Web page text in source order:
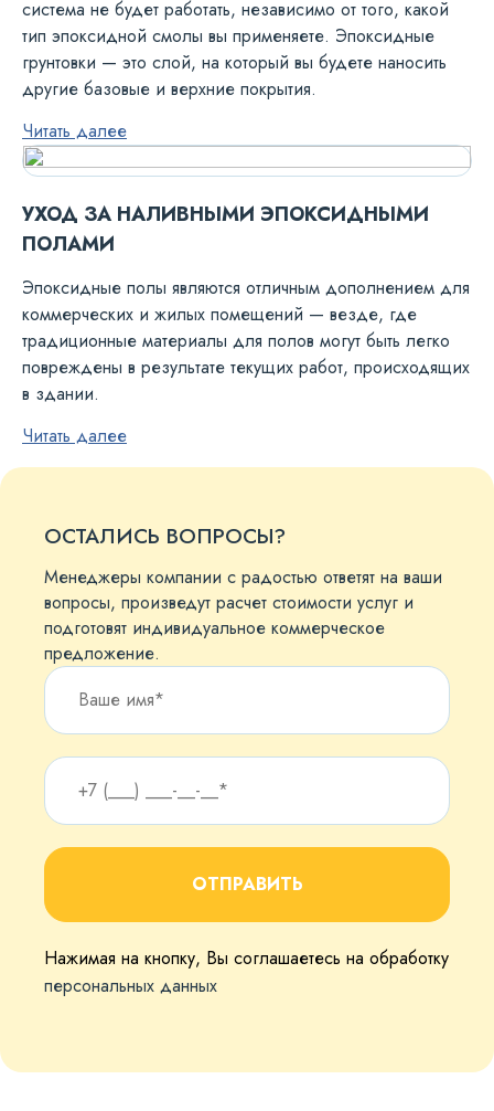
система не будет работать, независимо от того, какой
тип эпоксидной смолы вы применяете. Эпоксидные
грунтовки — это слой, на который вы будете наносить
другие базовые и верхние покрытия.
Читать далее
УХОД ЗА НАЛИВНЫМИ ЭПОКСИДНЫМИ
ПОЛАМИ
Эпоксидные полы являются отличным дополнением для
коммерческих и жилых помещений — везде, где
традиционные материалы для полов могут быть легко
повреждены в результате текущих работ, происходящих
в здании.
Читать далее
ОСТАЛИСЬ ВОПРОСЫ?
Менеджеры компании с радостью ответят на ваши
вопросы, произведут расчет стоимости услуг и
подготовят индивидуальное коммерческое
предложение.
ОТПРАВИТЬ
Нажимая на кнопку, Вы соглашаетесь на обработку
персональных данных